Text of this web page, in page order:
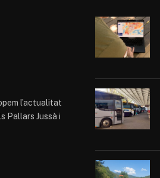
l’actualitat
Pallars Jussà i